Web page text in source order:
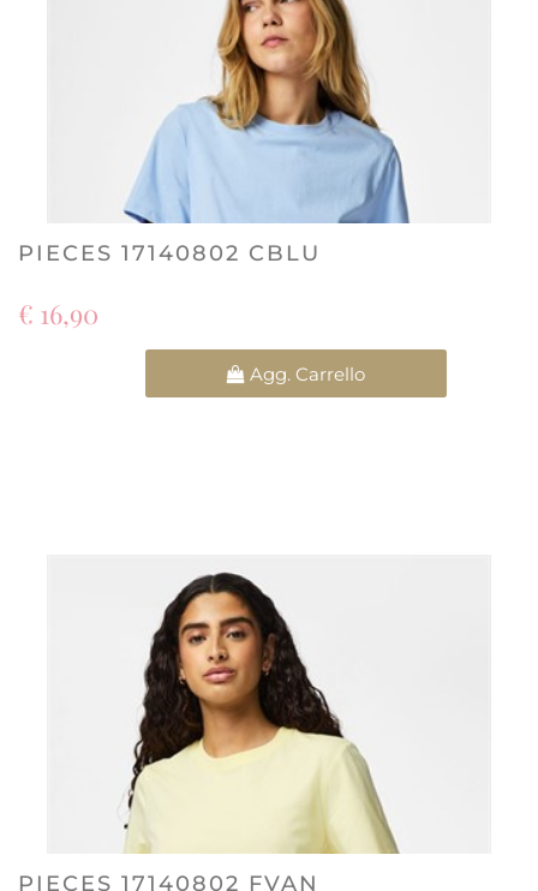
PIECES 17140802 CBLU
€ 16,90
Agg. Carrello
PIECES 17140802 FVAN